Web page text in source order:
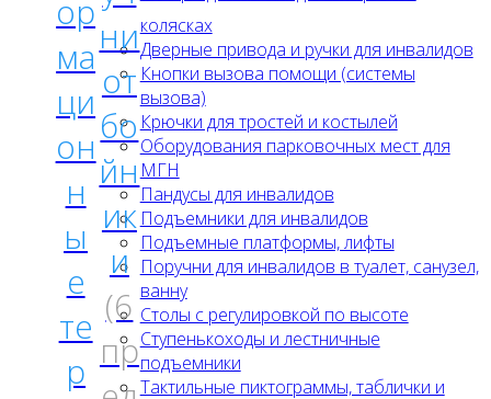
ор
ма
ци
он
н
ы
е
те
р
ни
от
бо
йн
ик
и
(6
пр
колясках
Дверные привода и ручки для инвалидов
Кнопки вызова помощи (системы
вызова)
Крючки для тростей и костылей
Оборудования парковочных мест для
МГН
Пандусы для инвалидов
Подъемники для инвалидов
Подъемные платформы, лифты
Поручни для инвалидов в туалет, санузел,
ванну
Столы с регулировкой по высоте
Ступенькоходы и лестничные
подъемники
Тактильные пиктограммы, таблички и